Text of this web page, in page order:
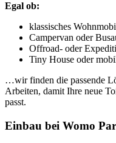
Egal ob:
klassisches
Campervan oder
Offroad- oder
Tiny House oder
…wir finden die passende
Arbeiten, damit Ihre neue
passt.
Einbau bei Womo